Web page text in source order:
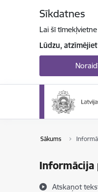
Sīkdatnes
Lai šī
Lūdzu,
Sākums
Atskaņot